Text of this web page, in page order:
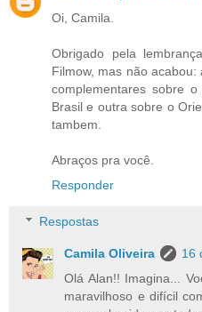
Oi, Camila.
Obrigado pela
Filmow, mas não
complementares sobre
Brasil e outra sobre o
tambem.
Abraços pra você.
Responder
Respostas
Camila Oliveira
16
Olá Alan!! Imagina...
maravilhoso e difícil